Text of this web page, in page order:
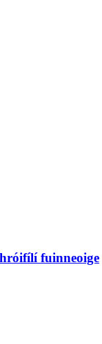
fuinneoige